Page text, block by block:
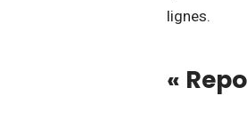
lignes.
«